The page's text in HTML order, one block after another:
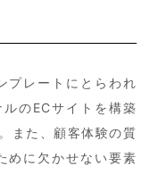
プレートにとらわれ
のECサイトを構築
また、顧客体験の質
めに欠かせない要素